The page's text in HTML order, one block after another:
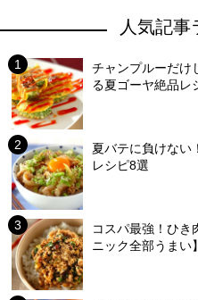
人気記事
チャンプルーだけ
る夏ゴーヤ絶品レ
夏バテに負けない
レシピ8選
コスパ最強！ひき
ニック全部うまい】